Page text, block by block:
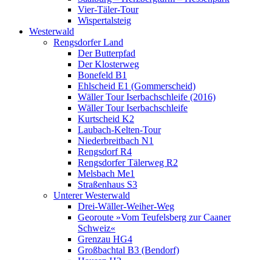
Vier-Täler-Tour
Wispertalsteig
Westerwald
Rengsdorfer Land
Der Butterpfad
Der Klosterweg
Bonefeld B1
Ehlscheid E1 (Gommerscheid)
Wäller Tour Iserbachschleife (2016)
Wäller Tour Iserbachschleife
Kurtscheid K2
Laubach-Kelten-Tour
Niederbreitbach N1
Rengsdorf R4
Rengsdorfer Tälerweg R2
Melsbach Me1
Straßenhaus S3
Unterer Westerwald
Drei-Wäller-Weiher-Weg
Georoute »Vom Teufelsberg zur Caaner
Schweiz«
Grenzau HG4
Großbachtal B3 (Bendorf)